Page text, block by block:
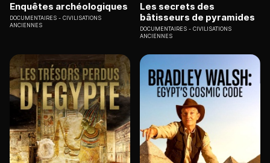
Enquêtes archéologiques
DOCUMENTAIRES
CIVILISATIONS
ANCIENNES
Les secrets des
bâtisseurs de pyramides
DOCUMENTAIRES
CIVILISATIONS
ANCIENNES